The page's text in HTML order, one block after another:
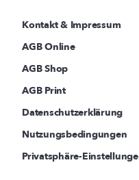
Kontakt & Impressum
AGB Online
AGB Shop
AGB Print
Datenschutzerklärung
Nutzungsbedingungen
Privatsphäre-